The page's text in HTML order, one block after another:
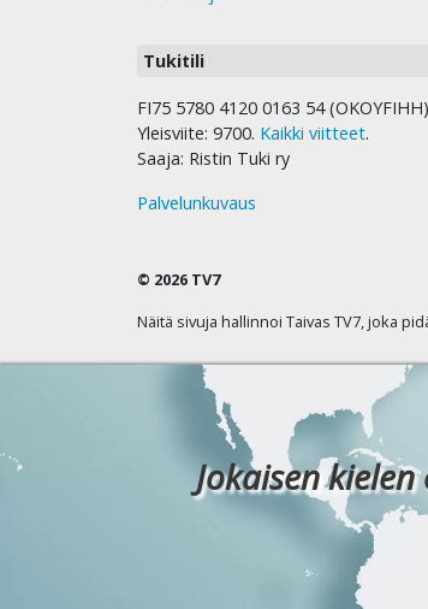
Tukitili
FI75 5780 4120 0163 54
Yleisviite: 9700. Kaikki viitteet.
Saaja: Ristin Tuki ry
Palvelunkuvaus
© 2026 TV7
Näitä sivuja hallinnoi Taivas TV7, joka
Jokaisen